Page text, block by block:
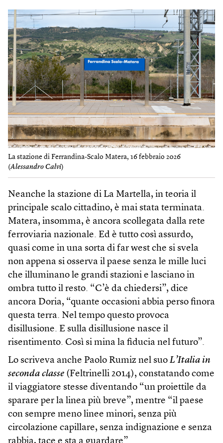
La stazione di Ferrandina-Scalo Matera, 16 febbraio 2026
(Alessandro Calvi)
Neanche la stazione di La Martella, in teoria il
principale scalo cittadino, è mai stata terminata.
Matera, insomma, è ancora scollegata dalla rete
ferroviaria nazionale. Ed è tutto così assurdo,
quasi come in una sorta di far west che si svela
non appena si osserva il paese senza le mille luci
che illuminano le grandi stazioni e lasciano in
ombra tutto il resto. “C’è da chiedersi”, dice
ancora Doria, “quante occasioni abbia perso finora
questa terra. Nel tempo questo provoca
disillusione. E sulla disillusione nasce il
risentimento. Così si mina la fiducia nel futuro”.
Lo scriveva anche Paolo Rumiz nel suo L’Italia in
seconda classe (Feltrinelli 2014), constatando come
il viaggiatore stesse diventando “un proiettile da
sparare per la linea più breve”, mentre “il paese
con sempre meno linee minori, senza più
circolazione capillare, senza indignazione e senza